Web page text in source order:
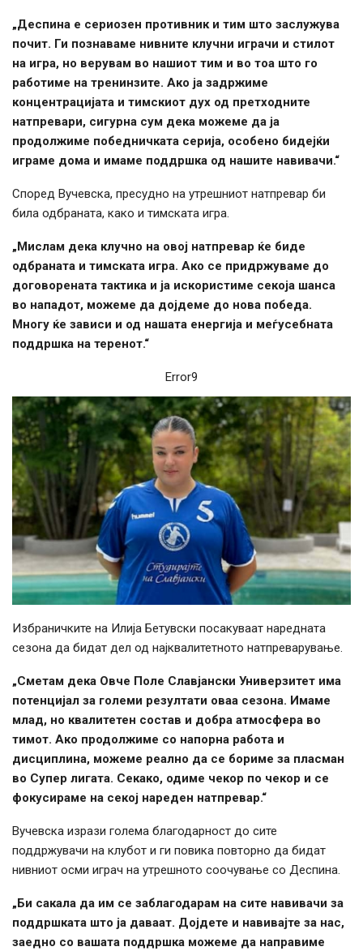
„Деспина е сериозен противник и тим што заслужува
почит. Ги познаваме нивните клучни играчи и стилот
на игра, но верувам во нашиот тим и во тоа што го
работиме на тренинзите. Ако ја задржиме
концентрацијата и тимскиот дух од претходните
натпревари, сигурна сум дека можеме да ја
продолжиме победничката серија, особено бидејќи
играме дома и имаме поддршка од нашите навивачи.“
Според Вучевска, пресудно на утрешниот натпревар би
била одбраната, како и тимската игра.
„Мислам дека клучно на овој натпревар ќе биде
одбраната и тимската игра. Ако се придржуваме до
договорената тактика и ја искористиме секоја шанса
во нападот, можеме да дојдеме до нова победа.
Многу ќе зависи и од нашата енергија и меѓусебната
поддршка на теренот.“
Error9
Избраничките на Илија Бетувски посакуваат наредната
сезона да бидат дел од најквалитетното натпреварување.
„Сметам дека Овче Поле Славјански Универзитет има
потенцијал за големи резултати оваа сезона. Имаме
млад, но квалитетен состав и добра атмосфера во
тимот. Ако продолжиме со напорна работа и
дисциплина, можеме реално да се бориме за пласман
во Супер лигата. Секако, одиме чекор по чекор и се
фокусираме на секој нареден натпревар.“
Вучевска изрази голема благодарност до сите
поддржувачи на клубот и ги повика повторно да бидат
нивниот осми играч на утрешното соочување со Деспина.
„Би сакала да им се заблагодарам на сите навивачи за
поддршката што ја даваат. Дојдете и навивајте за нас,
заедно со вашата поддршка можеме да направиме